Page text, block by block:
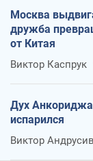
Москва
дружба
от Китая
Виктор Каспрук
Дух
испарился
Виктор Андрусив